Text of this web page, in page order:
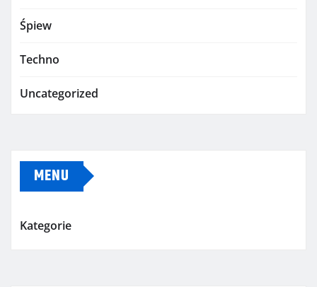
Śpiew
Techno
Uncategorized
MENU
Kategorie